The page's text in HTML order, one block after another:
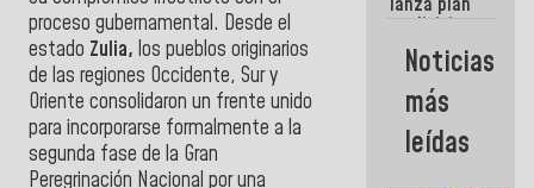
proceso gubernamental. Desde el
estado Zulia, los pueblos originarios
de las regiones Occidente, Sur y
Oriente consolidaron un frente unido
para incorporarse formalmente a la
segunda fase de la Gran
Peregrinación Nacional por una
semana
crediticio
con subsidio
a Juntas de
Condominio
Noticias
más
leídas